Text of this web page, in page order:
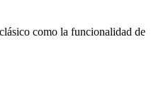
como la funcionalidad de